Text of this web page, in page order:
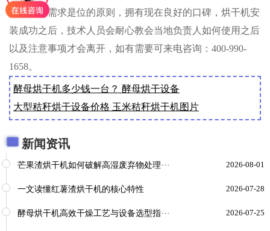
着客户的需求是位的原则，拥有现在良好的口碑，烘干机安
装成功之后，技术人员会耐心教会当地负责人如何使用之后
以及注意事项才会离开，如有需要可来电咨询：400-990-
1658。
酵母烘干机多少钱一台？ 酵母烘干设备
大型秸秆烘干设备价格 玉米秸秆烘干机图片
新闻资讯
芒果渣烘干机如何破解高湿废弃物处理··· 2026-08-01
一文读懂红薯渣烘干机的核心特性 2026-07-28
酵母烘干机高效干燥工艺与设备选型指··· 2026-07-25